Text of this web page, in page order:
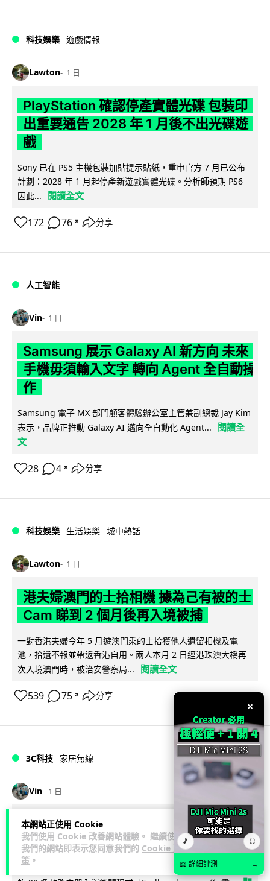
本網站正使用 Cookie
我們使用 Cookie 改善網站體驗。 繼續使用
我們的網站即表示您同意我們的 Cookie 政
策 。
科技娛樂 遊戲情報
Lawton 1 日
PlayStation 確認停產實體光碟 包裝印
出重要通告 2028 年 1 月後不出光碟遊
戲
Sony 已在 PS5 主機包裝加貼提示貼紙，重申官方 7 月已公布
計劃：2028 年 1 月起停產新遊戲實體光碟。分析師預期 PS6
因此...
閱讀全文
172 76 ↗ 分享
人工智能
Vin 1 日
Samsung 展示 Galaxy AI 新方向 未來
手機毋須輸入文字 轉向 Agent 全自動操
作
Samsung 電子 MX 部門顧客體驗辦公室主管兼副總裁 Jay Kim
表示，品牌正推動 Galaxy AI 邁向全自動化 Agent...
閱讀全
文
28 4 ↗ 分享
科技娛樂 生活娛樂 城中熱話
Lawton 1 日
港夫婦澳門的士拾相機 據為己有被的士
Cam 睇到 2 個月後再入境被捕
一對香港夫婦今年 5 月遊澳門乘的士拾獲他人遺留相機及電
池，拾遺不報並帶返香港自用。兩人本月 2 日經港珠澳大橋再
次入境澳門時，被治安警察局...
閱讀全文
539 75 ↗ 分享
3C科技 家居無線
Vin 1 日
逾 20 款平價路由器爆後門 每 35 秒自
動連線回中國 全球 10 萬用家私隱堪憂
網絡安全公司 VulnCheck 揭發中國智博通電子（Zbtlink）生產
×
🎵 ⛶
📖 詳細評測 →